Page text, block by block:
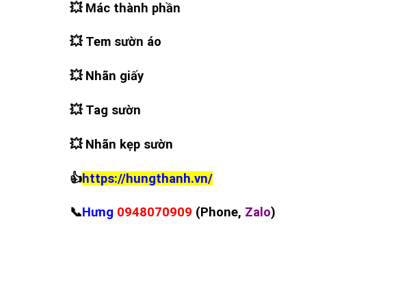
💥Mác thành phần
💥Tem sườn áo
💥Nhãn giấy
💥Tag sườn
💥Nhãn kẹp sườn
👍https://hungthanh.vn/
📞Hưng 0948070909 (Phone, Zalo)